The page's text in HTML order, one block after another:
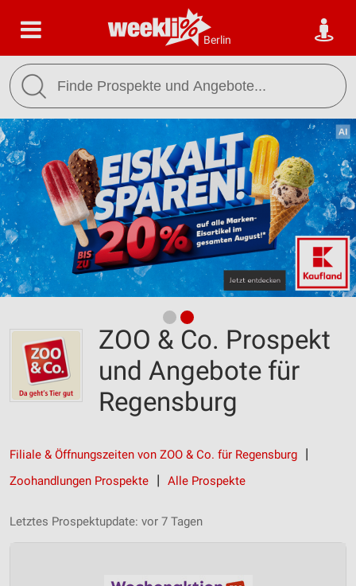
Berlin
ZOO & Co. Prospekt
und Angebote für
Regensburg
Filiale & Öffnungszeiten von ZOO & Co. für Regensburg
Zoohandlungen Prospekte
Alle Prospekte
Letztes Prospektupdate: vor 7 Tagen